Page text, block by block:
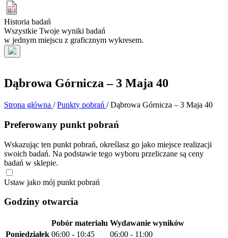
Historia badań
Wszystkie Twoje wyniki badań
w jednym miejscu z graficznym wykresem.
Dąbrowa Górnicza – 3 Maja 40
Strona główna / Punkty pobrań / Dąbrowa Górnicza – 3 Maja 40
Preferowany punkt pobrań
Wskazując ten punkt pobrań, określasz go jako miejsce realizacji
swoich badań. Na podstawie tego wyboru przeliczane są ceny
badań w sklepie.
Ustaw jako mój punkt pobrań
Godziny otwarcia
Pobór materiału Wydawanie wyników
Poniedziałek 06:00 - 10:45
06:00 - 11:00